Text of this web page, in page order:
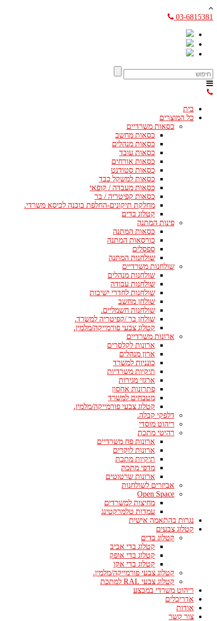
03-6815381
בית
כל המוצרים
כסאות משרדיים
כסאות מחשב
כסאות מנהלים
כסאות עובד
כסאות אורחים
כסאות סטודנט
כסאות למשקל כבד
כסאות מעבדה / קופאי
כסאות קפיטריה / בר
מחלקת תיקונים-החלפת בוכנה לכיסא משרדי.
קטלוג בדים
פינות המתנה
כסאות המתנה
כורסאות המתנה
ספסלים
שולחנות המתנה
שולחנות משרדיים
שולחנות מנהלים
שולחנות עבודה
שולחנות לחדרי ישיבות
שולחן מחשב
שולחנות חשמליים.
שולחן בר /קפיטריה למשרד.
קטלוג צבעי פורמייקה/מלמין.
ארונות משרדיים
ארונות לקלסרים
ארון מנהלים
כונניות למשרד
תיקיות משרדיות
ארגזי מגירות
פתרונות אחסון
מטבחים למשרד
קטלוג צבעי פורמייקה/מלמין.
דלפקי קבלה.
ריהוט מוסדי
רהיטי מתכת
ארונות פח משרדיים
ארונות לוקרים
תיקיות מתכת
מדפי מתכת
ארונות שרטוטים
אביזרים לשולחנות
Open Space
מחיצות למשרדים
עמדות טלמרקטינג
נגרות בהתאמה אישית
קטלוג צבעים
קטלוג בדים
קטלוג בדי אביב
קטלוג בדי אופק
קטלוג בדי אקו
קטלוג צבעי פורמייקה/מלמין.
קטלוג צבעי RAL למתכת
ריהוט משרדי במבצע
אדריכלים
אודות
צור קשר